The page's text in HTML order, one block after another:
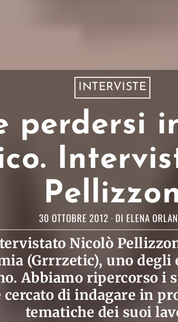
INTERVISTE
perdersi
30 OTTOBRE 2012 DI ELENA
Nicolò
(Grrrzetic), uno degli
Abbiamo ripercorso i
di indagare in
tematiche dei suoi